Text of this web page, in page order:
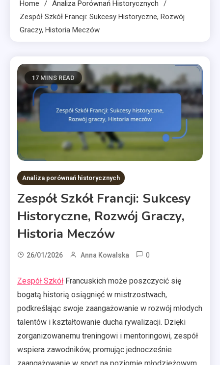
Home
Analiza Porównań Historycznych
Zespół Szkół Francji: Sukcesy Historyczne, Rozwój
Graczy, Historia Meczów
17 MINS READ
Analiza porównań historycznych
Zespół Szkół Francji: Sukcesy
Historyczne, Rozwój Graczy,
Historia Meczów
26/01/2026 Anna Kowalska 0
Zespół Szkół Francuskich może poszczycić się
bogatą historią osiągnięć w mistrzostwach,
podkreślając swoje zaangażowanie w rozwój młodych
talentów i kształtowanie ducha rywalizacji. Dzięki
zorganizowanemu treningowi i mentoringowi, zespół
wspiera zawodników, promując jednocześnie